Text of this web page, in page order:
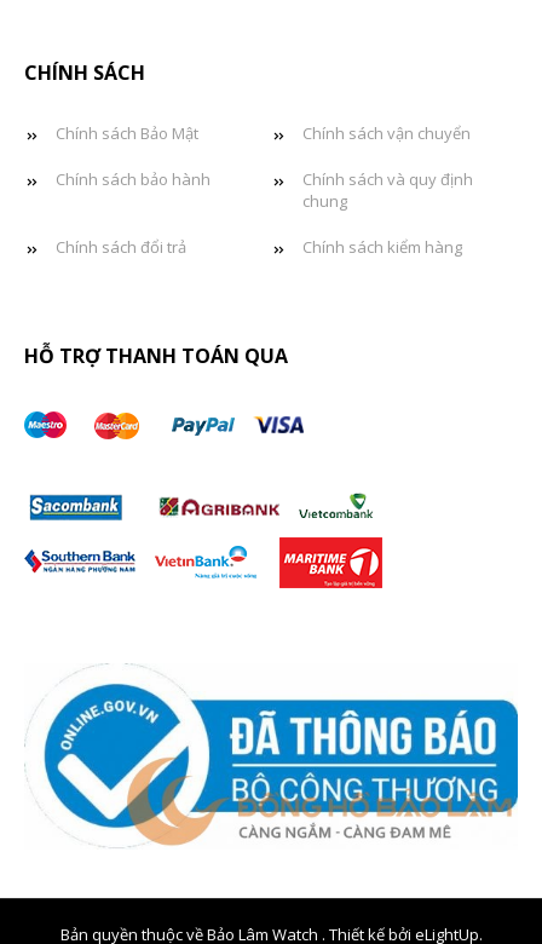
CHÍNH SÁCH
Chính sách Bảo Mật Chính sách vận chuyển
Chính sách bảo hành
Chính sách và quy định
chung
Chính sách đổi trả Chính sách kiểm hàng
HỖ TRỢ THANH TOÁN QUA
Bản quyền thuộc về Bảo Lâm Watch . Thiết kế bởi eLightUp.